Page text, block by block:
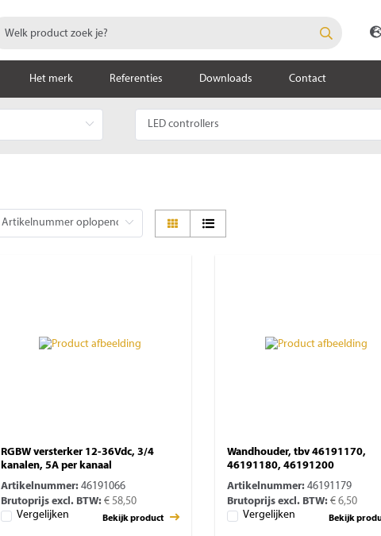
Het merk Referenties Downloads Contact
RGBW versterker 12-36Vdc, 3/4
kanalen, 5A per kanaal
Artikelnummer: 46191066
Brutoprijs excl. BTW: € 58,50
Vergelijken
Bekijk product
Wandhouder, tbv 46191170,
46191180, 46191200
Artikelnummer: 46191179
Brutoprijs excl. BTW: € 6,50
Vergelijken
Bekijk